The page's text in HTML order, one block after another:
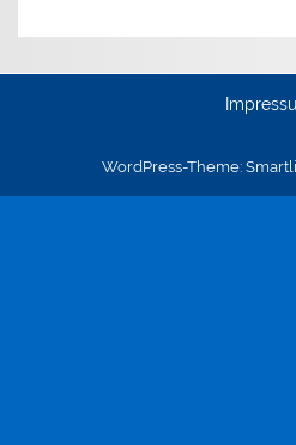
WordPress-Theme: